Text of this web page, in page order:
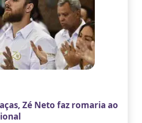
Zé Neto faz romaria ao